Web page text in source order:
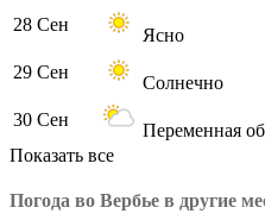
28 Сен
Ясно
29 Сен
Солнечно
30 Сен
Переменная
Показать все
Погода во Вербье в другие